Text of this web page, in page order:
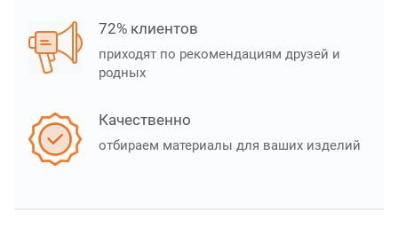
72% клиентов
приходят по рекомендациям друзей и
родных
Качественно
отбираем материалы для ваших изделий